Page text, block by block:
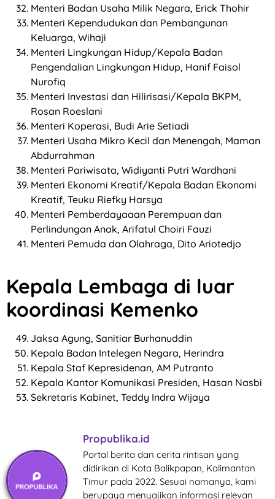
Menteri Badan Usaha Milik Negara, Erick Thohir
Menteri Kependudukan dan Pembangunan
Keluarga, Wihaji
Menteri Lingkungan Hidup/Kepala Badan
Pengendalian Lingkungan Hidup, Hanif Faisol
Nurofiq
Menteri Investasi dan Hilirisasi/Kepala BKPM,
Rosan Roeslani
Menteri Koperasi, Budi Arie Setiadi
Menteri Usaha Mikro Kecil dan Menengah, Maman
Abdurrahman
Menteri Pariwisata, Widiyanti Putri Wardhani
Menteri Ekonomi Kreatif/Kepala Badan Ekonomi
Kreatif, Teuku Riefky Harsya
Menteri Pemberdayaaan Perempuan dan
Perlindungan Anak, Arifatul Choiri Fauzi
Menteri Pemuda dan Olahraga, Dito Ariotedjo
Kepala Lembaga di luar
koordinasi Kemenko
Jaksa Agung, Sanitiar Burhanuddin
Kepala Badan Intelegen Negara, Herindra
Kepala Staf Kepresidenan, AM Putranto
Kepala Kantor Komunikasi Presiden, Hasan Nasbi
Sekretaris Kabinet, Teddy Indra Wijaya
Propublika.id
Portal berita dan cerita rintisan yang
didirikan di Kota Balikpapan, Kalimantan
Timur pada 2022. Sesuai namanya, kami
berupaya menyajikan informasi relevan